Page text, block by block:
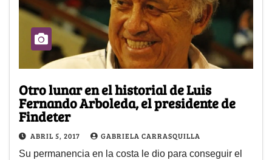
Otro lunar en el historial de Luis
Fernando Arboleda, el presidente de
Findeter
ABRIL 5, 2017 GABRIELA CARRASQUILLA
Su permanencia en la costa le dio para conseguir el